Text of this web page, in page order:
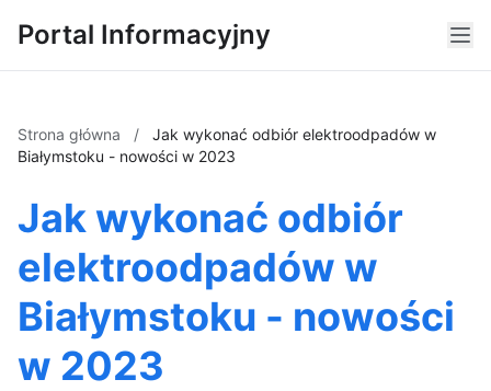
Portal Informacyjny
Strona główna /
Jak wykonać odbiór elektroodpadów w
Białymstoku - nowości w 2023
Jak wykonać odbiór
elektroodpadów w
Białymstoku - nowości
w 2023